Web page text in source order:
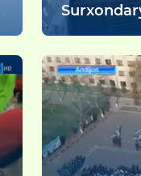
“Yangi